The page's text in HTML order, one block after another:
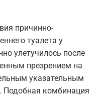
причинно-
туалета у
улетучилось после
презрением на
указательным
Подобная комбинация